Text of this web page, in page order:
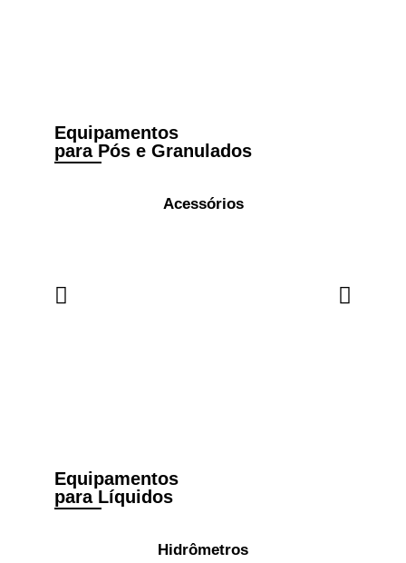
Equipamentos
para Pós e Granulados
Acessórios
Equipamentos
para Líquidos
Hidrômetros